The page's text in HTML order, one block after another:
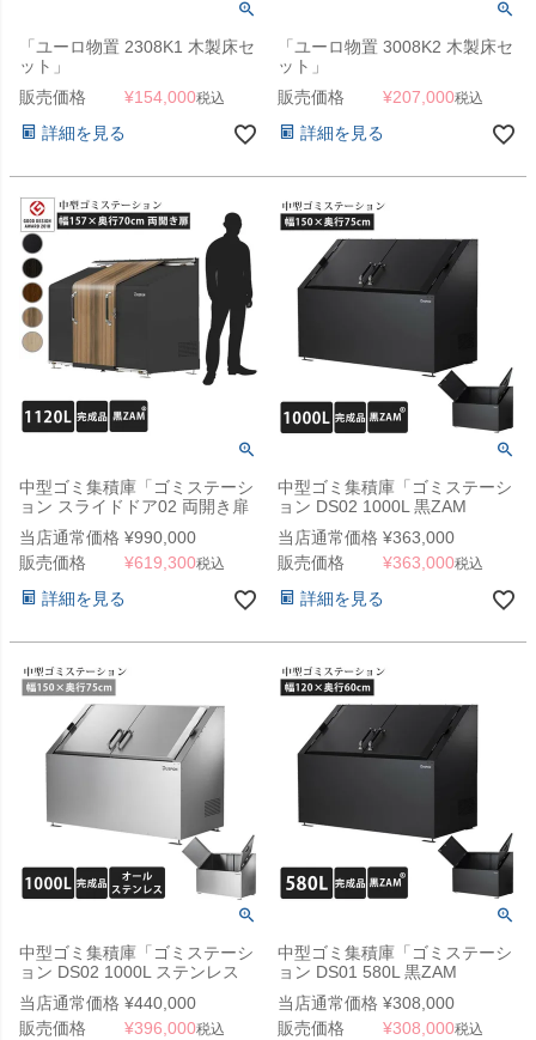
「ユーロ物置 2308K1 木製床セ
ット」
販売価格
¥154,000税込
詳細を見る
「ユーロ物置 3008K2 木製床セ
ット」
販売価格
¥207,000税込
詳細を見る
中型ゴミ集積庫「ゴミステーシ
ョン スライドドア02 両開き扉
1120L 黒ZAM」 ※法人宛配送
限定 （SN）
当店通常価格 ¥990,000
販売価格
¥619,300税込
詳細を見る
中型ゴミ集積庫「ゴミステーシ
ョン DS02 1000L 黒ZAM
W1500×D750×H1100mm」 ※
法人宛配送限定（SN）
当店通常価格 ¥363,000
販売価格
¥363,000税込
詳細を見る
中型ゴミ集積庫「ゴミステーシ
ョン DS02 1000L ステンレス
W1500×D750×H1100mm」 ※
法人宛配送限定（SN）
当店通常価格 ¥440,000
販売価格
¥396,000税込
中型ゴミ集積庫「ゴミステーシ
ョン DS01 580L 黒ZAM
W1200×D600×H1000mm」
（YHC）
当店通常価格 ¥308,000
販売価格
¥308,000税込